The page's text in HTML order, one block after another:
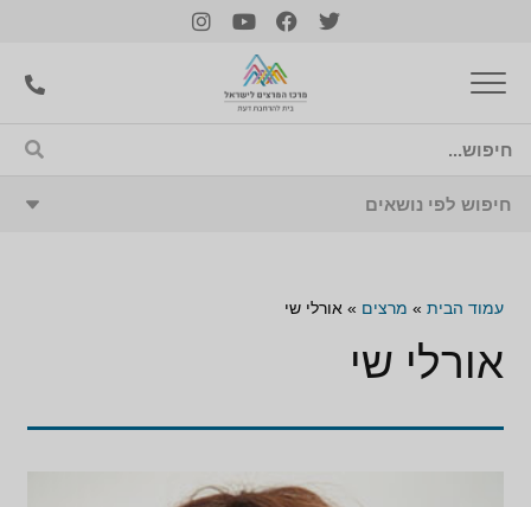
עמוד הבית » מרצים » אורלי שי
אורלי שי